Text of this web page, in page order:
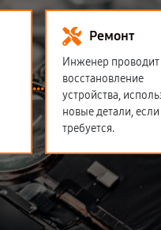
Ремонт
Инженер проводит
восстановление
устройства,
новые детали, если
требуется.